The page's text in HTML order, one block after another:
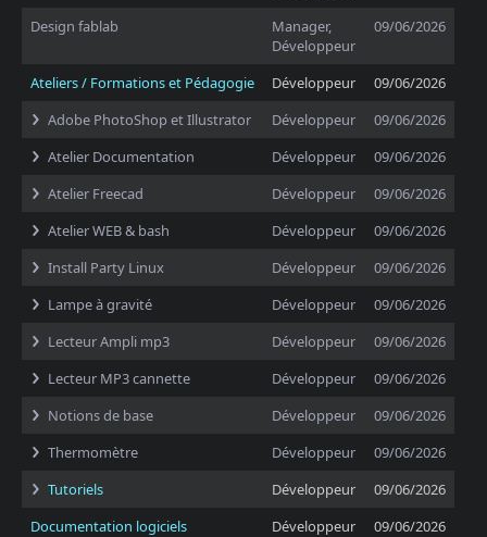
Design fablab
Manager,
Développeur
09/06/2026
Ateliers / Formations et Pédagogie Développeur
09/06/2026
Adobe PhotoShop et Illustrator
Développeur
09/06/2026
Atelier Documentation
Développeur
09/06/2026
Atelier Freecad
Développeur
09/06/2026
Atelier WEB & bash
Développeur
09/06/2026
Install Party Linux
Développeur
09/06/2026
Lampe à gravité
Développeur
09/06/2026
Lecteur Ampli mp3
Développeur
09/06/2026
Lecteur MP3 cannette
Développeur
09/06/2026
Notions de base
Développeur
09/06/2026
Thermomètre
Développeur
09/06/2026
Tutoriels
Développeur
09/06/2026
Documentation logiciels
Développeur
09/06/2026